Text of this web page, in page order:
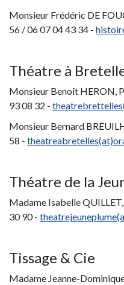
Monsieur Frédéric DE
56 / 06 07 04 43 34 -
Théatre à
Monsieur Benoît HERON,
93 08 32 -
Monsieur Bernard
58 -
Théatre de la
Madame Isabelle
30 90 -
Tissage & Cie
Madame Jeanne-